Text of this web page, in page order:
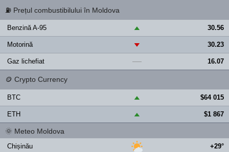
⛽ Prețul combustibilului în Moldova
Benzină A-95 ▲ 30.56
Motorină ▼ 30.23
Gaz lichefiat — 16.07
🪙 Crypto Currency
BTC ▲ $64 015
ETH ▲ $1 867
🌞 Meteo Moldova
Chișinău +29°